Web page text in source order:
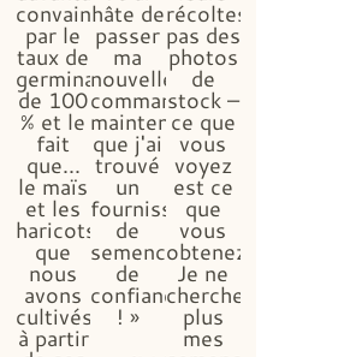
convaincue
par le
taux de
germination
de 100
% et le
fait
que...
le maïs
et les
haricots
que
nous
avons
cultivés
à partir
hâte de
passer
ma
nouvelle
commande,
maintenant
que j'ai
trouvé
un
fournisseur
de
semences
de
confiance
! »
récoltes,
pas des
photos
de
stock –
ce que
vous
voyez
est ce
que
vous
obtenez...
Je ne
chercherai
plus
mes